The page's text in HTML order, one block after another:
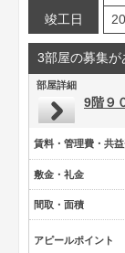
竣工日
3部屋の募集が
部屋詳細
9階９
賃料・管理費・共
敷金・礼金
間取・面積
アピールポイント